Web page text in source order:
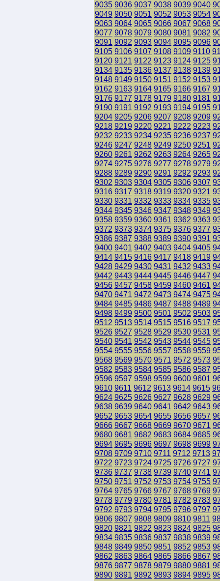
9035 9036 9037 9038 9039 9040
9049 9050 9051 9052 9053 9054
9063 9064 9065 9066 9067 9068
9077 9078 9079 9080 9081 9082
9091 9092 9093 9094 9095 9096
9105 9106 9107 9108 9109 9110
9120 9121 9122 9123 9124 9125
9134 9135 9136 9137 9138 9139
9148 9149 9150 9151 9152 9153
9162 9163 9164 9165 9166 9167
9176 9177 9178 9179 9180 9181
9190 9191 9192 9193 9194 9195
9204 9205 9206 9207 9208 9209
9218 9219 9220 9221 9222 9223
9232 9233 9234 9235 9236 9237
9246 9247 9248 9249 9250 9251
9260 9261 9262 9263 9264 9265
9274 9275 9276 9277 9278 9279
9288 9289 9290 9291 9292 9293
9302 9303 9304 9305 9306 9307
9316 9317 9318 9319 9320 9321
9330 9331 9332 9333 9334 9335
9344 9345 9346 9347 9348 9349
9358 9359 9360 9361 9362 9363
9372 9373 9374 9375 9376 9377
9386 9387 9388 9389 9390 9391
9400 9401 9402 9403 9404 9405
9414 9415 9416 9417 9418 9419
9428 9429 9430 9431 9432 9433
9442 9443 9444 9445 9446 9447
9456 9457 9458 9459 9460 9461
9470 9471 9472 9473 9474 9475
9484 9485 9486 9487 9488 9489
9498 9499 9500 9501 9502 9503
9512 9513 9514 9515 9516 9517
9526 9527 9528 9529 9530 9531
9540 9541 9542 9543 9544 9545
9554 9555 9556 9557 9558 9559
9568 9569 9570 9571 9572 9573
9582 9583 9584 9585 9586 9587
9596 9597 9598 9599 9600 9601
9610 9611 9612 9613 9614 9615
9624 9625 9626 9627 9628 9629
9638 9639 9640 9641 9642 9643
9652 9653 9654 9655 9656 9657
9666 9667 9668 9669 9670 9671
9680 9681 9682 9683 9684 9685
9694 9695 9696 9697 9698 9699
9708 9709 9710 9711 9712 9713
9722 9723 9724 9725 9726 9727
9736 9737 9738 9739 9740 9741
9750 9751 9752 9753 9754 9755
9764 9765 9766 9767 9768 9769
9778 9779 9780 9781 9782 9783
9792 9793 9794 9795 9796 9797
9806 9807 9808 9809 9810 9811
9820 9821 9822 9823 9824 9825
9834 9835 9836 9837 9838 9839
9848 9849 9850 9851 9852 9853
9862 9863 9864 9865 9866 9867
9876 9877 9878 9879 9880 9881
9890 9891 9892 9893 9894 9895